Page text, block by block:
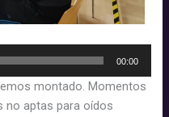
00:00
montado. Momentos
no aptas para oídos